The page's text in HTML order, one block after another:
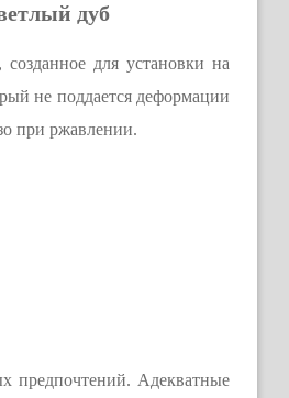
дуб
для установки на
не поддается деформации
при ржавлении.
предпочтений. Адекватные